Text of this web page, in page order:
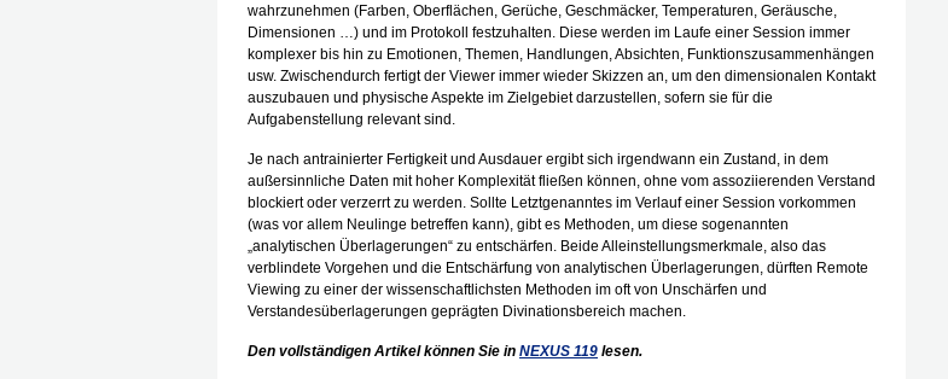
wahrzunehmen (Farben, Oberflächen, Gerüche, Geschmäcker, Temperaturen, Geräusche,
Dimensionen …) und im Protokoll festzuhalten. Diese werden im Laufe einer Session immer
komplexer bis hin zu Emotionen, Themen, Handlungen, Absichten, Funktionszusammenhängen
usw. Zwischendurch fertigt der Viewer immer wieder Skizzen an, um den dimensionalen Kontakt
auszubauen und physische Aspekte im Zielgebiet darzustellen, sofern sie für die
Aufgabenstellung relevant sind.
Je nach antrainierter Fertigkeit und Ausdauer ergibt sich irgendwann ein Zustand, in dem
außersinnliche Daten mit hoher Komplexität fließen können, ohne vom assoziierenden Verstand
blockiert oder verzerrt zu werden. Sollte Letztgenanntes im Verlauf einer Session vorkommen
(was vor allem Neulinge betreffen kann), gibt es Methoden, um diese sogenannten
„analytischen Überlagerungen“ zu entschärfen. Beide Alleinstellungsmerkmale, also das
verblindete Vorgehen und die Entschärfung von analytischen Überlagerungen, dürften Remote
Viewing zu einer der wissenschaftlichsten Methoden im oft von Unschärfen und
Verstandesüberlagerungen geprägten Divinationsbereich machen.
Den vollständigen Artikel können Sie in NEXUS 119 lesen.